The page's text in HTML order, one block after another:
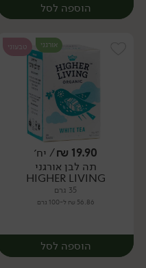
הוספה לסל
יח׳
אורגני טבעוני
19.90
₪/ יח׳
תה לבן אורגני
HIGHER LIVING
35 גרם
56.86 ₪ ל-100 גרם
הוספה לסל